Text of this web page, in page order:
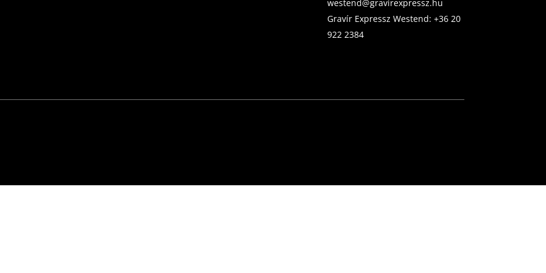
westend@gravirexpressz.hu
Gravír Expressz Westend:+36 20
922 2384